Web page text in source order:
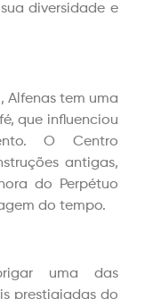
diversidade e
Alfenas tem uma
que influenciou
O Centro
antigas,
do Perpétuo
do tempo.
uma das
prestigiadas do